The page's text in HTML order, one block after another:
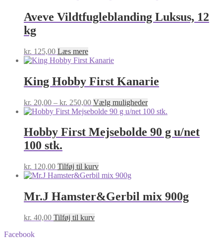
kr. 420,00
flere
varianter.
Aveve Vildtfugleblanding Luksus, 12
kg
kr. 125,00 Læs mere
King Hobby First Kanarie
kr. 20,00 – kr. 250,00Prisinterval:
kr. 20,00
kr. 250,00
Vælg mulighederDette
vare
flere
varianter.
Hobby First Mejsebolde 90 g u/net
100 stk.
kr. 120,00 Tilføj til kurv
Mr.J Hamster&Gerbil mix 900g
kr. 40,00 Tilføj til kurv
Facebook